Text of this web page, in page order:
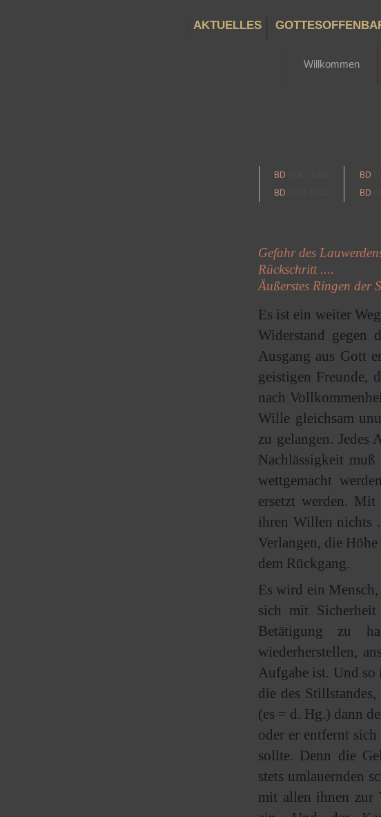
AKTUELLES
Willkommen
BD BD
BD
BD
Gefahr des
Rückschritt ....
Äußerstes Ringen der
Es ist ein weiter
Widerstand gegen
Ausgang aus Gott
geistigen Freunde,
nach
Wille gleichsam
zu gelangen. Jedes
Nachlässigkeit
wettgemacht
ersetzt werden.
ihren Willen nichts
Verlangen, die
dem Rückgang.
Es wird ein
sich mit
Betätigung zu
wiederherstellen,
Aufgabe ist. Und so
die des
(es = d. Hg.) dann
oder er entfernt
sollte. Denn die
stets umlauernden
mit allen ihnen zur